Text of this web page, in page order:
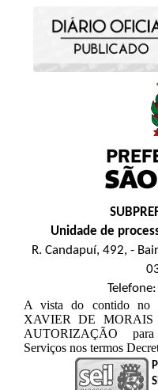
Unidade de
R. Candapuí, 492, -
A vista do contido no
XAVIER DE
AUTORIZAÇÃO
Serviços nos termos